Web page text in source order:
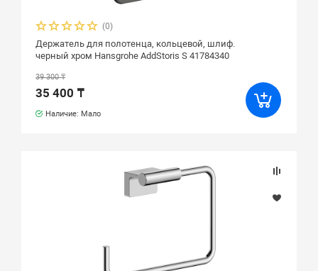
(0)
Держатель для полотенца, кольцевой, шлиф.
черный хром Hansgrohe AddStoris S 41784340
39 300 ₸
35 400 ₸
Наличие: Мало